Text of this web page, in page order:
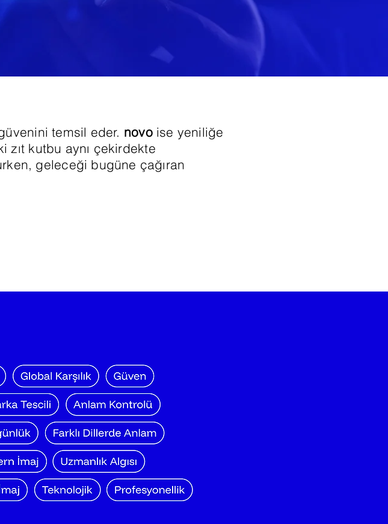
temsil eder. novoise yeniliğe
zıt kutbu aynı çekirdekte
geleceği bugüne çağıran